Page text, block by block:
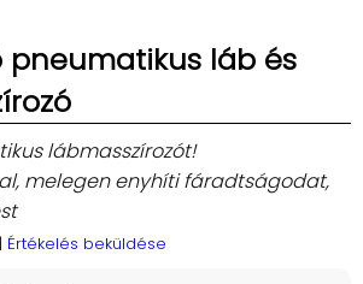
pneumatikus láb és
lábmasszírozót!
melegen enyhíti fáradtságodat,
| Értékelés beküldése